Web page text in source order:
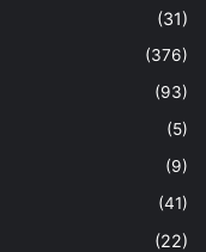
(31)
(376)
(93)
(5)
(9)
(41)
(22)